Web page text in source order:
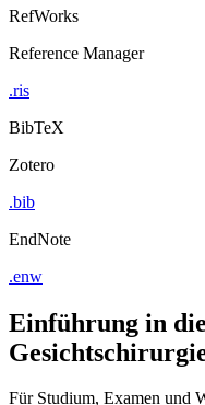
RefWorks
Reference Manager
.ris
BibTeX
Zotero
.bib
EndNote
.enw
Einführung in
Für Studium, Examen und